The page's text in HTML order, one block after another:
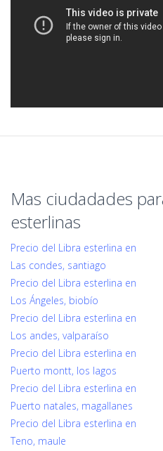
Mas ciudadades
esterlinas
Precio del Libra esterlina en
Las condes, santiago
Precio del Libra esterlina en
Los Ángeles, biobío
Precio del Libra esterlina en
Los andes, valparaíso
Precio del Libra esterlina en
Puerto montt, los lagos
Precio del Libra esterlina en
Puerto natales, magallanes
Precio del Libra esterlina en
Teno, maule